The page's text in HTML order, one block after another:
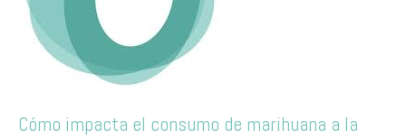
Cómo impacta el consumo de marihuana a la